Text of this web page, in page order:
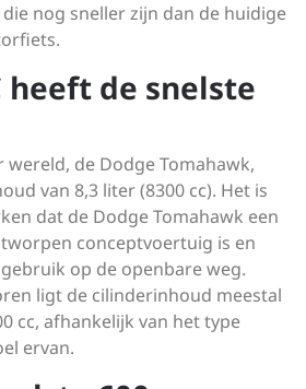
nog sneller zijn dan de huidige
heeft de snelste
de Dodge Tomahawk,
van 8,3 liter (8300 cc). Het is
dat de Dodge Tomahawk een
conceptvoertuig is en
op de openbare weg.
ligt de cilinderinhoud meestal
cc, afhankelijk van het type
ervan.